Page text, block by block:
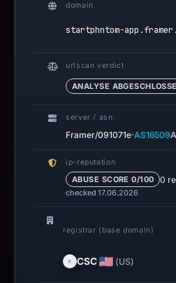
domain
startphntom-
urlscan verdict
ANALYSE
server / asn
Framer/091071e·AS16509
ip-reputation
ABUSE SCORE 0/100 0
checked 17.06.2026
registrar (base domain)
CSC (US)